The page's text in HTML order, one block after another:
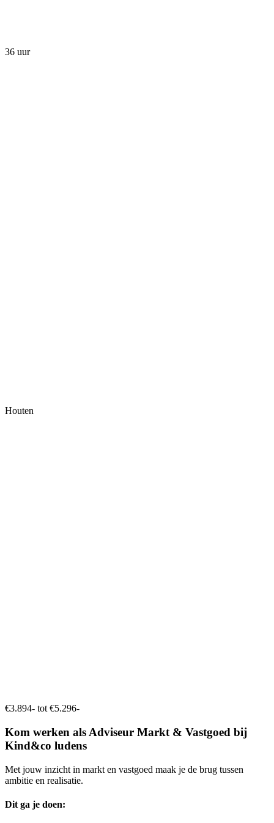
36 uur
Houten
€3.894- tot €5.296-
Kom werken als Adviseur Markt & Vastgoed bij
Kind&co ludens
Met jouw inzicht in markt en vastgoed maak je de brug tussen
ambitie en realisatie.
Dit ga je doen: